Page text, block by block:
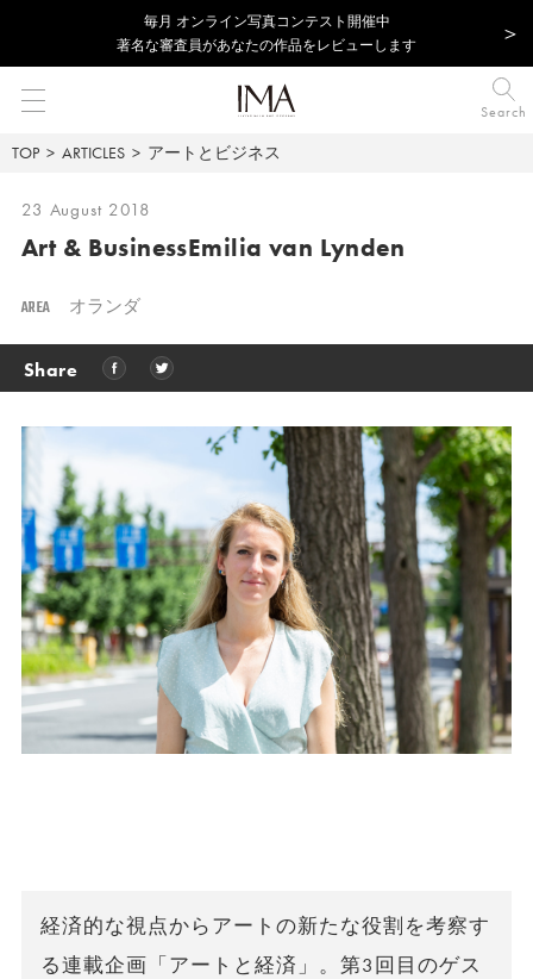
毎⽉ オンライン写真コンテスト開催中
著名な審査員があなたの作品をレビューします
Search
TOP ARTICLES アートとビジネス
23 August 2018
Art & BusinessEmilia van Lynden
AREA オランダ
Share
経済的な視点からアートの新たな役割を考察す
る連載企画「アートと経済」。第3回目のゲス